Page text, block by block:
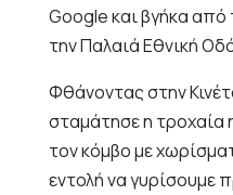
Google και βγήκα
την Παλαιά Εθνική
Φθάνοντας στην
σταμάτησε η τροχαία
τον κόμβο με
εντολή να γυρίσουμε